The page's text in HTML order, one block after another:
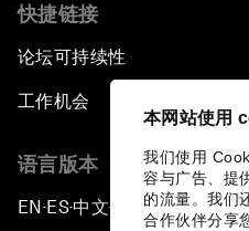
本网站使用
我们使用
容与广告、提
的流量。我们
合作伙伴分享
快捷链接
论坛可持续性
工作机会
语言版本
EN ▪ES▪中文▪ 日本語